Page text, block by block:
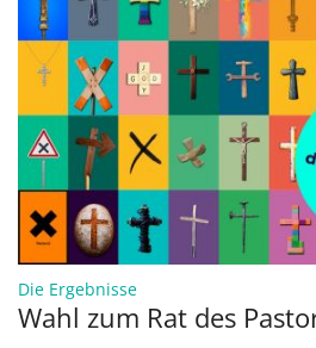
Die Ergebnisse:
Wahl zum Rat des